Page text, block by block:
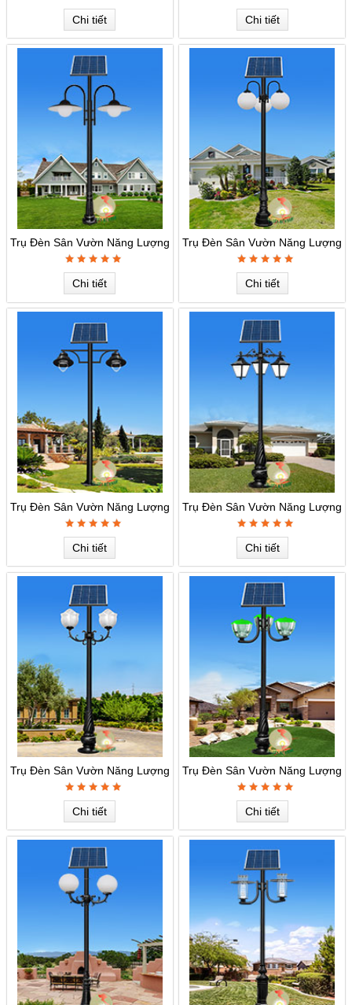
Chi tiết Chi tiết
Trụ Đèn Sân Vườn Năng Lượng
MSV-10
Chi tiết
Trụ Đèn Sân Vườn Năng Lượng
MSV-09
Chi tiết
Trụ Đèn Sân Vườn Năng Lượng
MSV-07
Chi tiết
Trụ Đèn Sân Vườn Năng Lượng
MSV-06
Chi tiết
Trụ Đèn Sân Vườn Năng Lượng
MSV-05
Chi tiết
Trụ Đèn Sân Vườn Năng Lượng
MSV-04
Chi tiết